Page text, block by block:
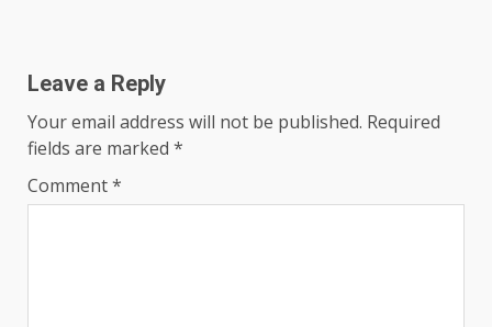
Leave a Reply
Your email address will not be published. Required
fields are marked *
Comment*